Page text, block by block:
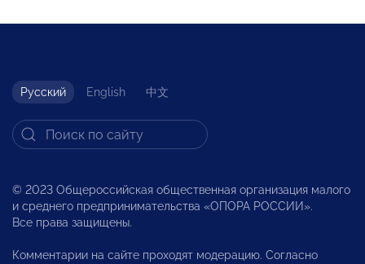
Русский English 中文
© 2023 Общероссийская общественная организация малого
и среднего предпринимательства «ОПОРА РОССИИ».
Все права защищены.
Комментарии на сайте проходят модерацию. Согласно